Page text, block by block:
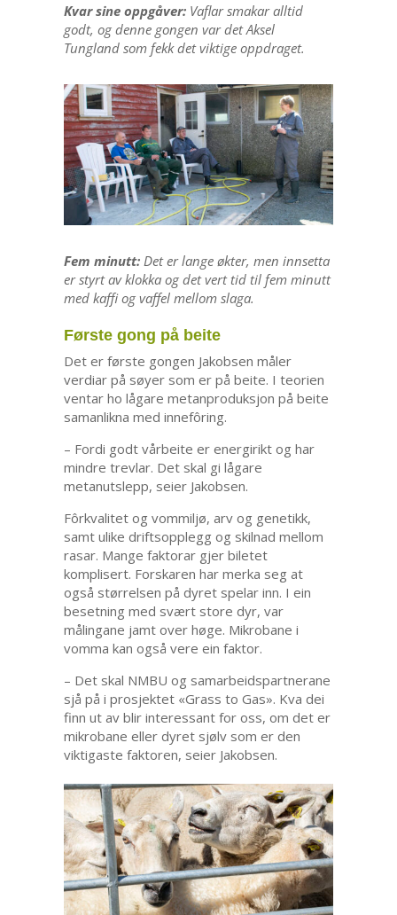
Kvar sine oppgåver:Vaflar smakar alltid
godt, og denne gongen var det Aksel
Tungland som fekk det viktige oppdraget.
Fem minutt:Det er lange økter, men innsetta
er styrt av klokka og det vert tid til fem minutt
med kaffi og vaffel mellom slaga.
Første gong på beite
Det er første gongen Jakobsen måler
verdiar på søyer som er på beite. I teorien
ventar ho lågare metanproduksjon på beite
samanlikna med innefôring.
– Fordi godt vårbeite er energirikt og har
mindre trevlar. Det skal gi lågare
metanutslepp, seier Jakobsen.
Fôrkvalitet og vommiljø, arv og genetikk,
samt ulike driftsopplegg og skilnad mellom
rasar. Mange faktorar gjer biletet
komplisert. Forskaren har merka seg at
også størrelsen på dyret spelar inn. I ein
besetning med svært store dyr, var
målingane jamt over høge. Mikrobane i
vomma kan også vere ein faktor.
– Det skal NMBU og samarbeidspartnerane
sjå på i prosjektet «Grass to Gas». Kva dei
finn ut av blir interessant for oss, om det er
mikrobane eller dyret sjølv som er den
viktigaste faktoren, seier Jakobsen.